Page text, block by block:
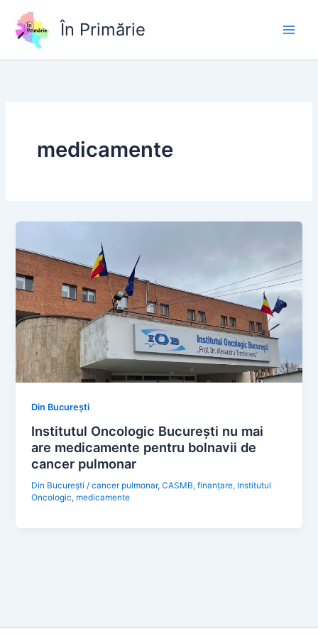
content
În Primărie
medicamente
Din București
Institutul Oncologic București nu mai
are medicamente pentru bolnavii de
cancer pulmonar
Din București /cancer pulmonar,CASMB,finanțare, Institutul
Oncologic, medicamente